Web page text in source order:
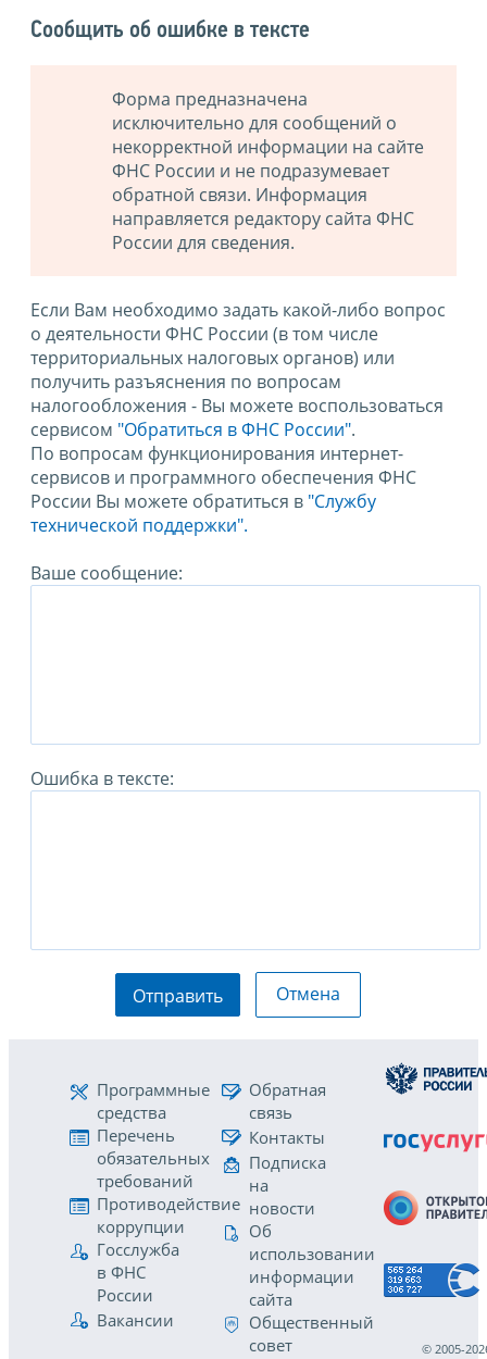
Сообщить об ошибке в тексте
Форма предназначена
исключительно для сообщений о
некорректной информации на сайте
ФНС России и не подразумевает
обратной связи. Информация
направляется редактору сайта ФНС
России для сведения.
Если Вам необходимо задать какой-либо вопрос
о деятельности ФНС России (в том числе
территориальных налоговых органов) или
получить разъяснения по вопросам
налогообложения - Вы можете воспользоваться
сервисом "Обратиться в ФНС России".
По вопросам функционирования интернет-
сервисов и программного обеспечения ФНС
России Вы можете обратиться в "Службу
технической поддержки".
Ваше сообщение:
Ошибка в тексте:
Отправить Отмена
Программные
средства
Перечень
обязательных
требований
Противодействие
коррупции
Госслужба
в ФНС
России
Вакансии
Обратная
связь
Контакты
Подписка
на
новости
Об
использовании
информации
сайта
Общественный
совет
© 2005-